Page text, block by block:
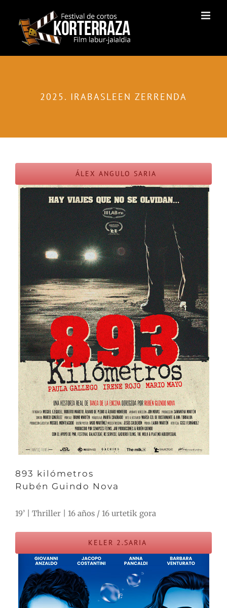
content
2025. IRABASLEEN ZERRENDA
ÁLEX ANGULO SARIA
893 kilómetros
Rubén Guindo Nova
19’ | Thriller | 16 años / 16 urtetik gora
KELER 2.SARIA